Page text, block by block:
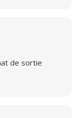
de sortie